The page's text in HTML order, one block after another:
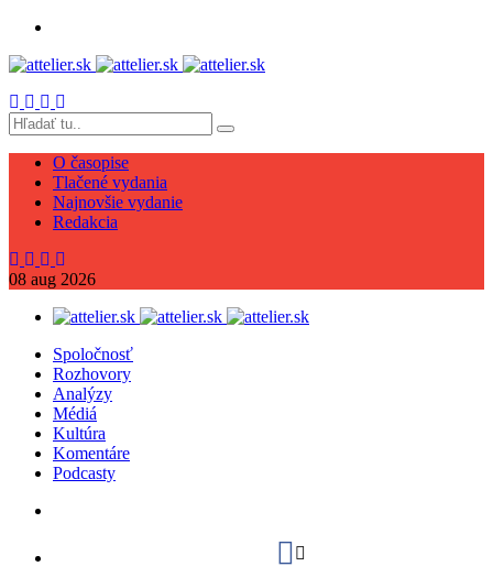
O časopise
Tlačené vydania
Najnovšie vydanie
Redakcia
08 aug 2026
Spoločnosť
Rozhovory
Analýzy
Médiá
Kultúra
Komentáre
Podcasty